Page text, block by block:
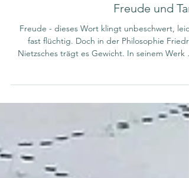
4. Nov. 2025 2 Min.
Freude - dieses Wort klingt unbeschwert,
Nietzsches trägt es Gewicht. In seinem Werk
fröhliche Wissenschaft meint Freude nichts
Oberflächliches, kein bloßes
sondern ein tiefe Bejahung des Lebens,
Gedanken werden wir aufgefordert, das Leben